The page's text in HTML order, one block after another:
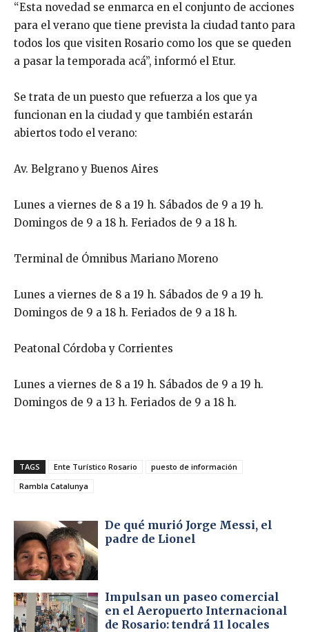
“Esta novedad se enmarca en el conjunto de acciones
para el verano que tiene prevista la ciudad tanto para
todos los que visiten Rosario como los que se queden
a pasar la temporada acá”, informó el Etur.
Se trata de un puesto que refuerza a los que ya
funcionan en la ciudad y que también estarán
abiertos todo el verano:
Av. Belgrano y Buenos Aires
Lunes a viernes de 8 a 19 h. Sábados de 9 a 19 h.
Domingos de 9 a 18 h. Feriados de 9 a 18 h.
Terminal de Ómnibus Mariano Moreno
Lunes a viernes de 8 a 19 h. Sábados de 9 a 19 h.
Domingos de 9 a 18 h. Feriados de 9 a 18 h.
Peatonal Córdoba y Corrientes
Lunes a viernes de 8 a 19 h. Sábados de 9 a 19 h.
Domingos de 9 a 13 h. Feriados de 9 a 18 h.
TAGS Ente Turístico Rosario
puesto de información
Rambla Catalunya
De qué murió Jorge Messi, el
padre de Lionel
Impulsan un paseo comercial
en el Aeropuerto Internacional
de Rosario: tendrá 11 locales